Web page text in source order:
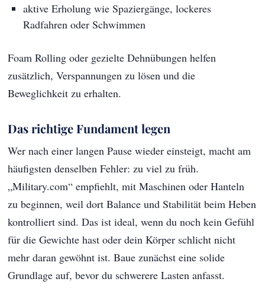
aktive Erholung wie Spaziergänge, lockeres
Radfahren oder Schwimmen
Foam Rolling oder gezielte Dehnübungen helfen
zusätzlich, Verspannungen zu lösen und die
Beweglichkeit zu erhalten.
Das richtige Fundament legen
Wer nach einer langen Pause wieder einsteigt, macht am
häufigsten denselben Fehler: zu viel zu früh.
„Military.com“ empfiehlt, mit Maschinen oder Hanteln
zu beginnen, weil dort Balance und Stabilität beim Heben
kontrolliert sind. Das ist ideal, wenn du noch kein Gefühl
für die Gewichte hast oder dein Körper schlicht nicht
mehr daran gewöhnt ist. Baue zunächst eine solide
Grundlage auf, bevor du schwerere Lasten anfasst.